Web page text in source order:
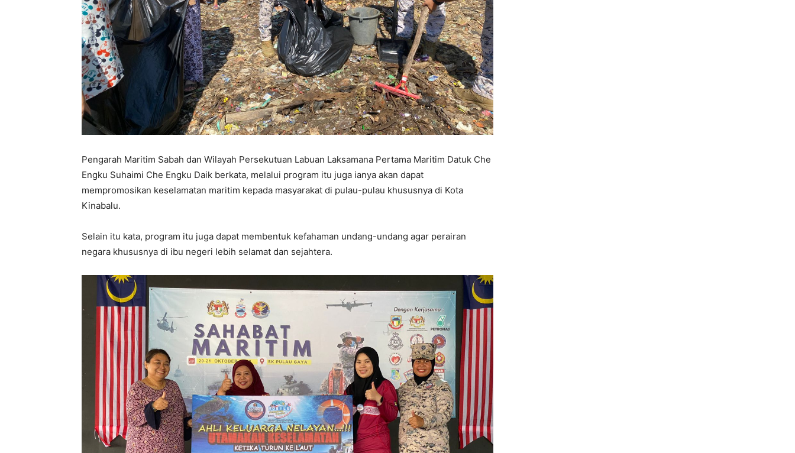
Pengarah Maritim Sabah dan Wilayah Persekutuan Labuan Laksamana Pertama Maritim Datuk Che
Engku Suhaimi Che Engku Daik berkata, melalui program itu juga ianya akan dapat
mempromosikan keselamatan maritim kepada masyarakat di pulau-pulau khususnya di Kota
Kinabalu.
Selain itu kata, program itu juga dapat membentuk kefahaman undang-undang agar perairan
negara khususnya di ibu negeri lebih selamat dan sejahtera.